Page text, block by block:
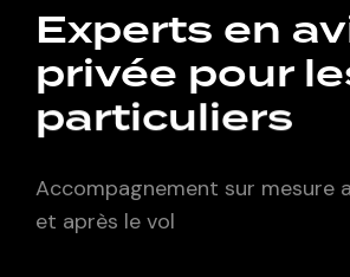
Experts en
privée pour
particuliers
Accompagnement sur mesure
et après le vol